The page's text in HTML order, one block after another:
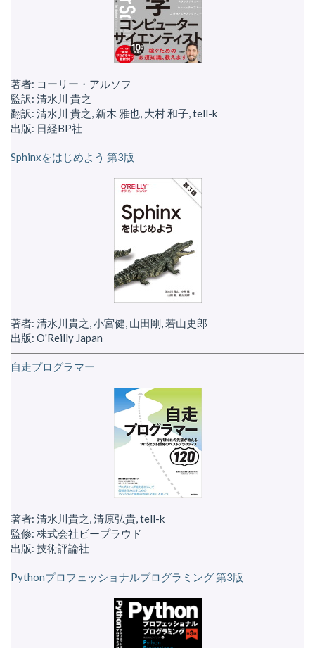
著者: コーリー・アルソフ
監訳: 清水川 貴之
翻訳: 清水川 貴之, 新木 雅也, 大村 和子, tell-k
出版: 日経BP社
Sphinxをはじめよう 第3版
著者: 清水川貴之, 小宮健, 山田剛, 若山史郎
出版: O'Reilly Japan
自走プログラマー
著者: 清水川貴之, 清原弘貴, tell-k
監修: 株式会社ビープラウド
出版: 技術評論社
Pythonプロフェッショナルプログラミング 第3版